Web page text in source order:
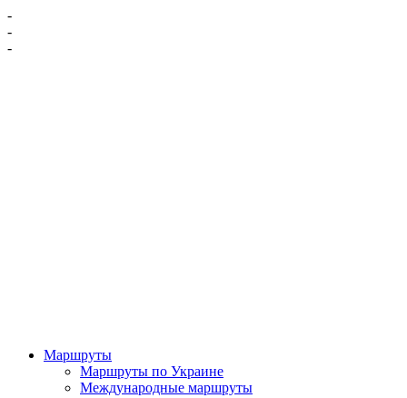
-
-
-
Маршруты
Маршруты по Украине
Международные маршруты